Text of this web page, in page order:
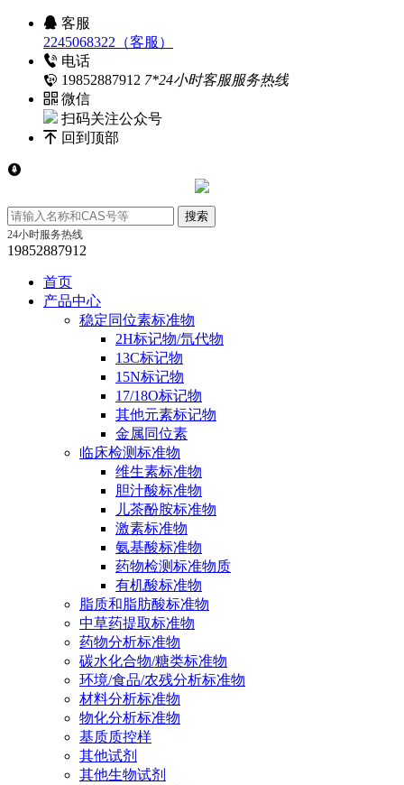
客服
2245068322（客服）
电话
19852887912 7*24小时客服服务热线
微信
扫码关注公众号
回到顶部
24小时服务热线
19852887912
首页
产品中心
稳定同位素标准物
2H标记物/氘代物
13C标记物
15N标记物
17/18O标记物
其他元素标记物
金属同位素
临床检测标准物
维生素标准物
胆汁酸标准物
儿茶酚胺标准物
激素标准物
氨基酸标准物
药物检测标准物质
有机酸标准物
脂质和脂肪酸标准物
中草药提取标准物
药物分析标准物
碳水化合物/糖类标准物
环境/食品/农残分析标准物
材料分析标准物
物化分析标准物
基质质控样
其他试剂
其他生物试剂